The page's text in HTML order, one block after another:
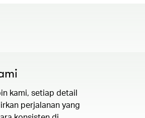
kami, setiap detail
perjalanan yang